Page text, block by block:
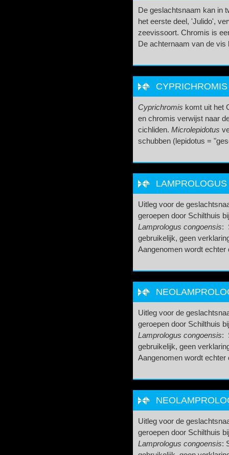
De geslachtsnaam kan in
het eerste deel, 'Julido',
zeevissoort. Chromis is
De achternaam van de
Cyprichromis komt uit het
en chromis verwijst naar
cichliden. Microlepidotus
schubben (lepidotus =
Uitleg voor de
geroepen door Schilthuis
Lamprologus congoensis:
gebruikelijk, geen
Aangenomen wordt
Uitleg voor de
geroepen door Schilthuis
Lamprologus congoensis:
gebruikelijk, geen
Aangenomen wordt
Uitleg voor de
geroepen door Schilthuis
Lamprologus congoensis: